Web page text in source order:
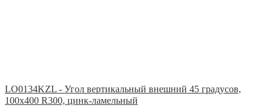
LO0134KZL - Угол вертикальный внешний 45 градусов,
100х400 R300, цинк-ламельный